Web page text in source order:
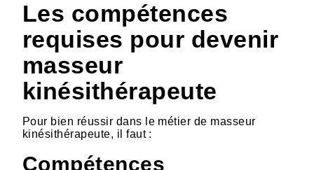
Les compétences
requises pour devenir
masseur
kinésithérapeute
Pour bien réussir dans le métier de masseur
kinésithérapeute, il faut :
Compétences